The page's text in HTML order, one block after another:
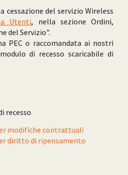
cessazione del servizio Wireless
Utenti, nella sezione Ordini,
del Servizio".
PEC o raccomandata ai nostri
di recesso scaricabile di
recesso
modifiche contrattuali
diritto di ripensamento